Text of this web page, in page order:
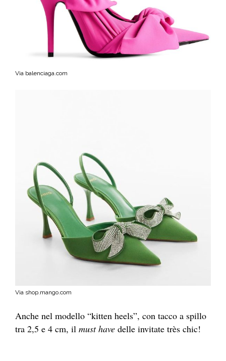
Via balenciaga.com
Via shop.mango.com
Anche nel modello “kitten heels”, con tacco a spillo
tra 2,5 e 4 cm, il must have delle invitate très chic!